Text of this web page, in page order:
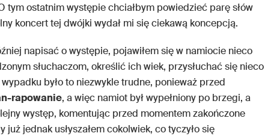
tym ostatnim występie chciałbym powiedzieć parę słów
koncert tej dwójki wydał mi się ciekawą koncepcją.
napisać o występie, pojawiłem się w namiocie nieco
słuchaczom, określić ich wiek, przysłuchać się nieco
było to niezwykle trudne, ponieważ przed
rapowanie, a więc namiot był wypełniony po brzegi, a
występ, komentując przed momentem zakończone
już jednak usłyszałem cokolwiek, co tyczyło się